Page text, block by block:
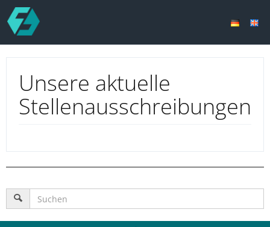
Unsere aktuelle
Stellenausschreibungen